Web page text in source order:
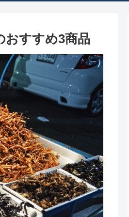
おすすめ3商品